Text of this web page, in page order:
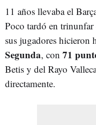
11 años llevaba el
Poco tardó en
sus jugadores hicieron
Segunda, con 71
Betis y del Rayo
directamente.